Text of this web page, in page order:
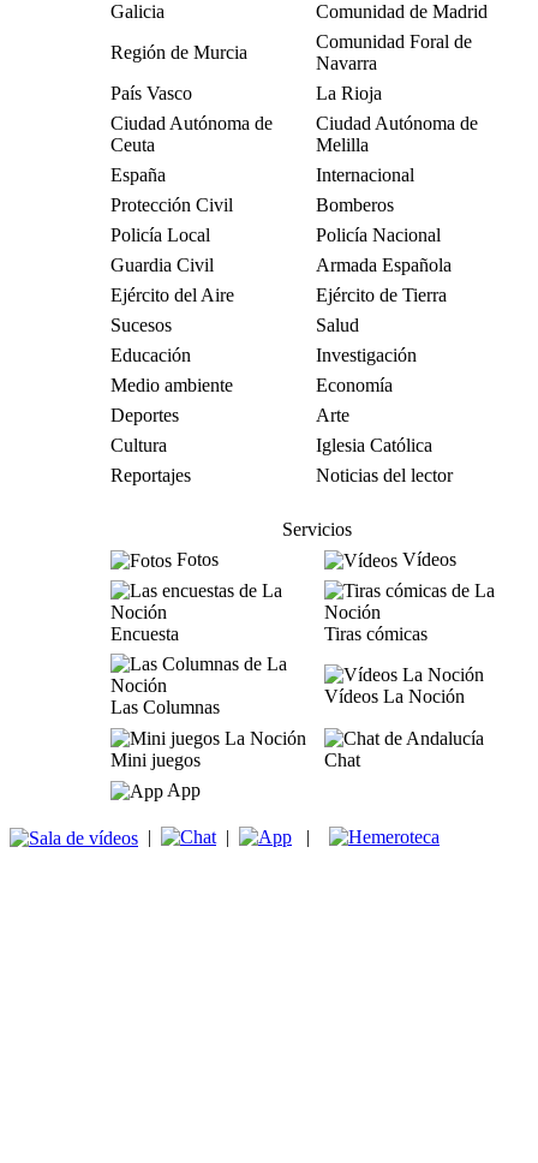
Galicia
Comunidad de Madrid
Región de Murcia
Comunidad Foral de
Navarra
País Vasco
La Rioja
Ciudad Autónoma de
Ceuta
Ciudad Autónoma de
Melilla
España
Internacional
Protección Civil
Bomberos
Policía Local
Policía Nacional
Guardia Civil
Armada Española
Ejército del Aire
Ejército de Tierra
Sucesos
Salud
Educación
Investigación
Medio ambiente
Economía
Deportes
Arte
Cultura
Iglesia Católica
Reportajes
Noticias del lector
Servicios
Fotos
Vídeos
Encuesta Tiras cómicas
Las Columnas
Vídeos La Noción
Mini juegos
Chat
App
| | |